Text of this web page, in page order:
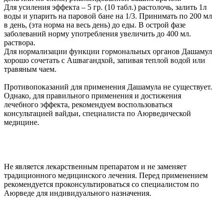
Для усиления эффекта – 5 гр. (10 табл.) растолочь, залить 1л
воды и упарить на паровой бане на 1/3. Принимать по 200 мл
в день, (эта норма на весь день) до еды. В острой фазе
заболеваний норму употребления увеличить до 400 мл.
раствора.
Для нормализации функции гормональных органов Дашамул
хорошо сочетать с Ашвагандхой, запивая теплой водой или
травяным чаем.
Противопоказаний для применения Дашамула не существует.
Однако, для правильного применения и достижения
лечебного эффекта, рекомендуем воспользоваться
консультацией вайдьи, специалиста по Аюрведической
медицине.
Не является лекарственным препаратом и не заменяет
традиционного медицинского лечения. Перед применением
рекомендуется проконсультироваться со специалистом по
Аюрведе для индивидуального назначения.